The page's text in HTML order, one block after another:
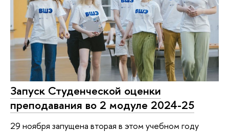
Запуск Студенческой оценки
преподавания во 2 модуле 2024-25
29 ноября запущена вторая в этом учебном году